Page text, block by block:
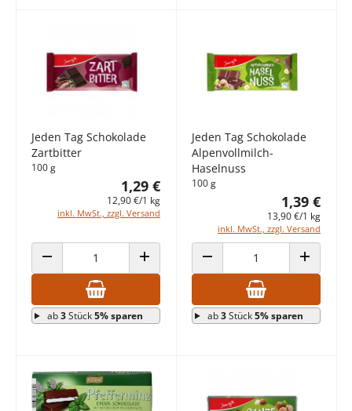
Jeden Tag Schokolade
Zartbitter
100 g
1,29 €
12,90 €/1 kg
inkl. MwSt., zzgl. Versand
ANZAHL VERRINGERN ANZAHL ERHÖHEN
ab3Stück5% sparen
Jeden Tag Schokolade
Alpenvollmilch-
Haselnuss
100 g
1,39 €
13,90 €/1 kg
inkl. MwSt., zzgl. Versand
ANZAHL VERRINGERN ANZAHL
ab3Stück5% sparen